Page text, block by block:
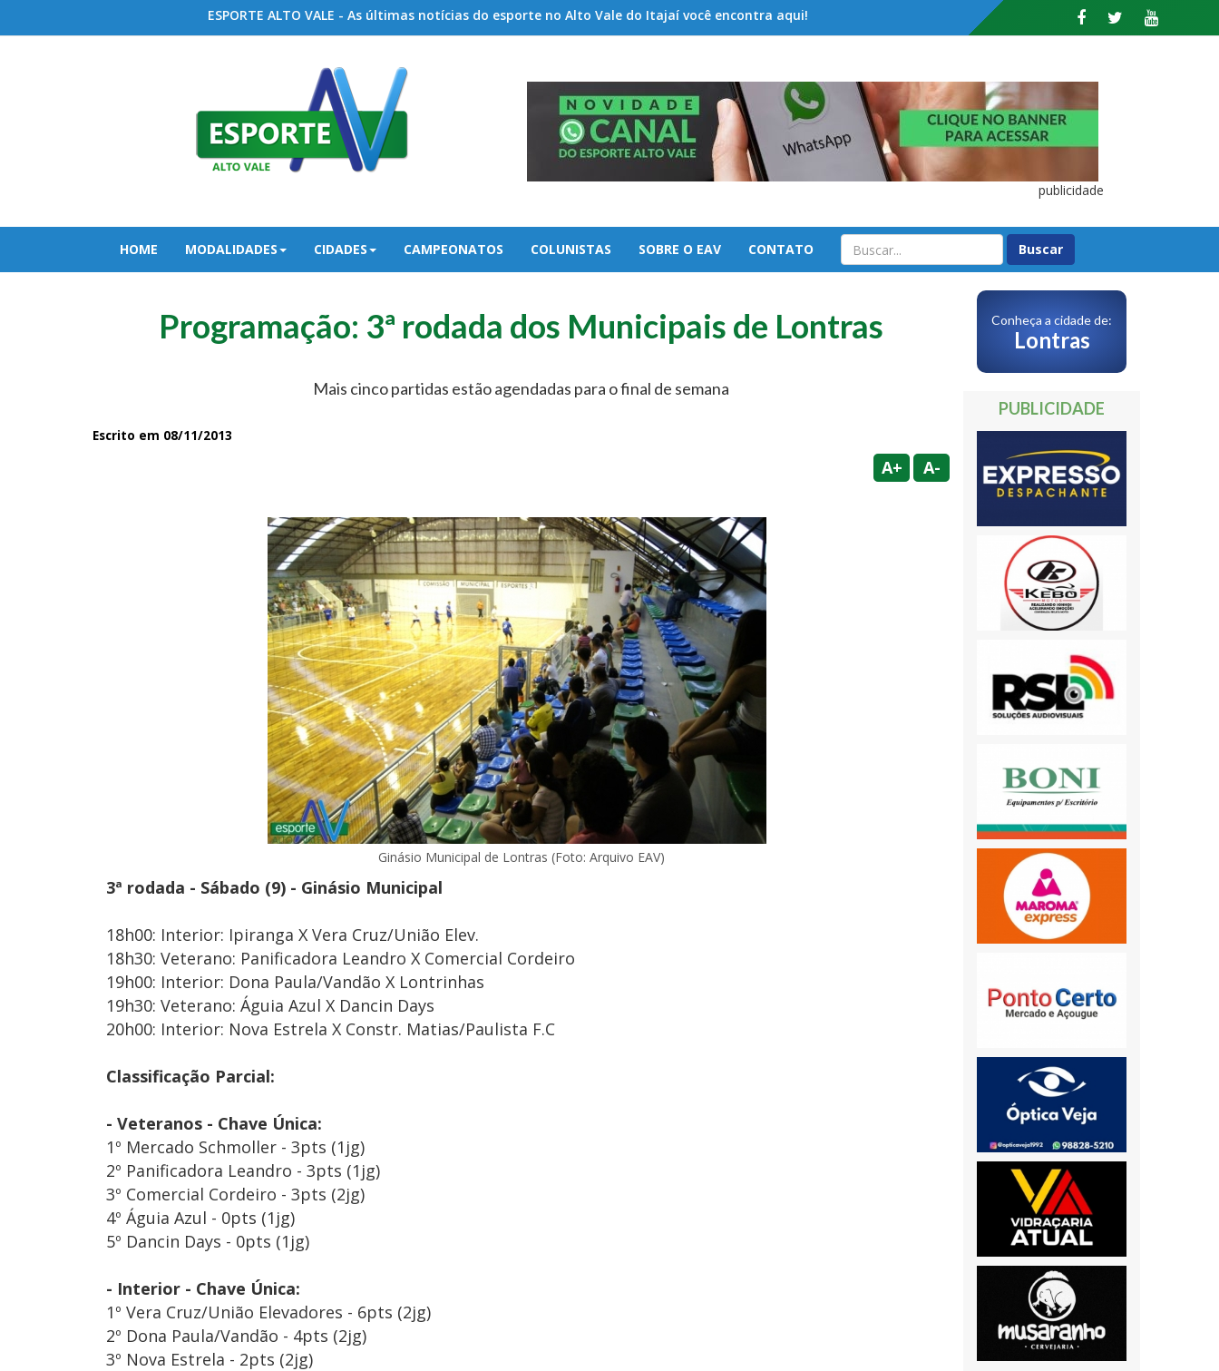
ESPORTE ALTO VALE - As últimas notícias do esporte no Alto Vale do Itajaí você encontra aqui!
publicidade
HOME MODALIDADES CIDADES CAMPEONATOS COLUNISTAS SOBRE O EAV CONTATO
Programação: 3ª rodada dos Municipais de Lontras
Mais cinco partidas estão agendadas para o final de semana
Escrito em 08/11/2013
A+ A-
Ginásio Municipal de Lontras (Foto: Arquivo EAV)
3ª rodada - Sábado (9) - Ginásio Municipal
18h00: Interior: Ipiranga X Vera Cruz/União Elev.
18h30: Veterano: Panificadora Leandro X Comercial Cordeiro
19h00: Interior: Dona Paula/Vandão X Lontrinhas
19h30: Veterano: Águia Azul X Dancin Days
20h00: Interior: Nova Estrela X Constr. Matias/Paulista F.C
Classificação Parcial:
- Veteranos - Chave Única:
1º Mercado Schmoller - 3pts (1jg)
2º Panificadora Leandro - 3pts (1jg)
3º Comercial Cordeiro - 3pts (2jg)
4º Águia Azul - 0pts (1jg)
5º Dancin Days - 0pts (1jg)
- Interior - Chave Única:
1º Vera Cruz/União Elevadores - 6pts (2jg)
2º Dona Paula/Vandão - 4pts (2jg)
3º Nova Estrela - 2pts (2jg)
Conheça a cidade de:
Lontras
PUBLICIDADE